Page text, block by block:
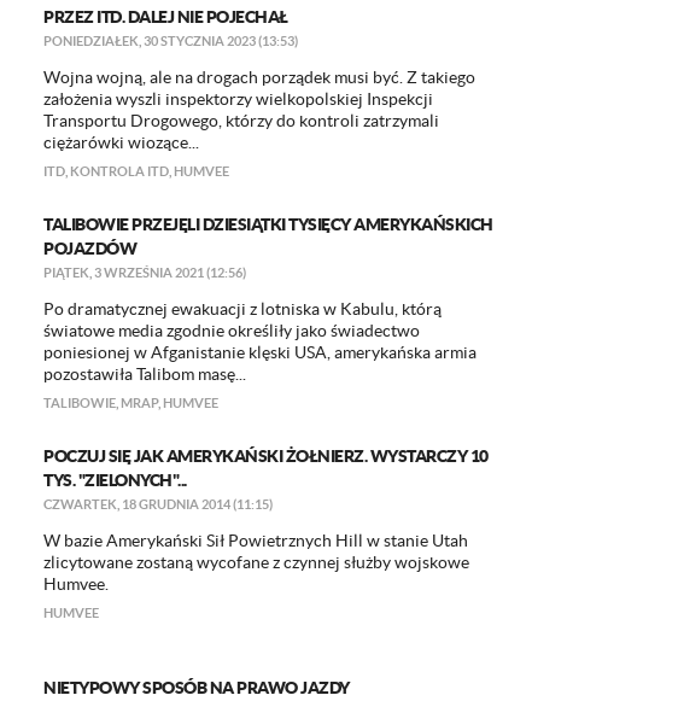
PRZEZ ITD. DALEJ NIE POJECHAŁ
PONIEDZIAŁEK, 30 STYCZNIA 2023 (13:53)
​Wojna wojną, ale na drogach porządek musi być. Z takiego
założenia wyszli inspektorzy wielkopolskiej Inspekcji
Transportu Drogowego, którzy do kontroli zatrzymali
ciężarówki wiozące...
ITD KONTROLA ITD HUMVEE
TALIBOWIE PRZEJĘLI DZIESIĄTKI TYSIĘCY AMERYKAŃSKICH
POJAZDÓW
PIĄTEK, 3 WRZEŚNIA 2021 (12:56)
​Po dramatycznej ewakuacji z lotniska w Kabulu, którą
światowe media zgodnie określiły jako świadectwo
poniesionej w Afganistanie klęski USA, amerykańska armia
pozostawiła Talibom masę...
TALIBOWIE MRAP, HUMVEE
POCZUJ SIĘ JAK AMERYKAŃSKI ŻOŁNIERZ. WYSTARCZY 10
TYS. "ZIELONYCH"...
CZWARTEK, 18 GRUDNIA 2014 (11:15)
W bazie Amerykański Sił Powietrznych Hill w stanie Utah
zlicytowane zostaną wycofane z czynnej służby wojskowe
Humvee.
HUMVEE
NIETYPOWY SPOSÓB NA PRAWO JAZDY